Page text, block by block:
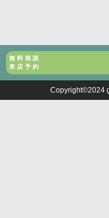
無料相談
来店予約
Copyright©2024